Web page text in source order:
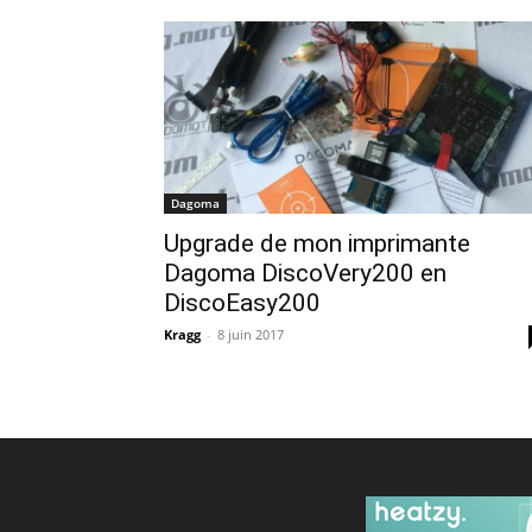
Dagoma
Upgrade de mon imprimante
Dagoma DiscoVery200 en
DiscoEasy200
Kragg - 8 juin 2017